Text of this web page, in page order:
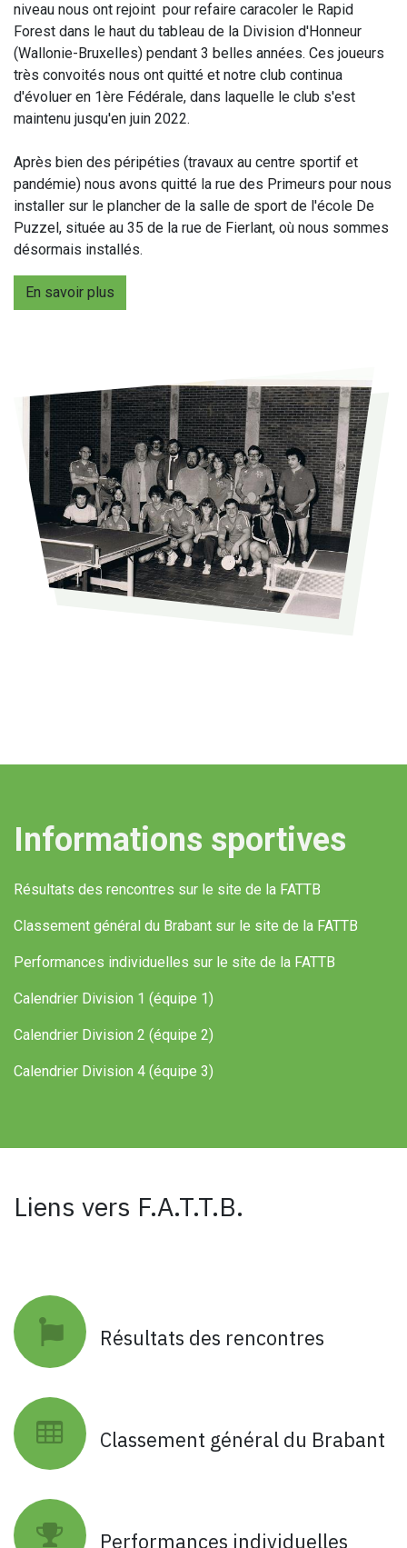
niveau nous ont rejoint pour refaire caracoler le Rapid
Forest dans le haut du tableau de la Division d'Honneur
(Wallonie-Bruxelles) pendant 3 belles années. Ces joueurs
très convoités nous ont quitté et notre club continua
d'évoluer en 1ère Fédérale, dans laquelle le club s'est
maintenu jusqu'en juin 2022.
Après bien des péripéties (travaux au centre sportif et
pandémie) nous avons quitté la rue des Primeurs pour nous
installer sur le plancher de la salle de sport de l'école De
Puzzel, située au 35 de la rue de Fierlant, où nous sommes
désormais installés.
En savoir plus
Informations sportives
Résultats des rencontres sur le site de la FATTB
Classement général du Brabant sur le site de la FATTB
Performances individuelles sur le site de la FATTB
Calendrier Division 1 (équipe 1)
Calendrier Division 2 (équipe 2)
Calendrier Division 4 (équipe 3)
Liens vers F.A.T.T.B.
Résultats des rencontres
Classement général du Brabant
Performances individuelles